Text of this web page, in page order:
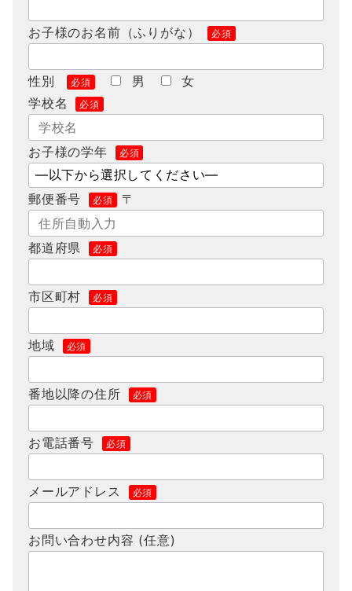
お子様のお名前（ふりがな） 必須
性別 必須 男
女
学校名
必須
お子様の学年 必須
郵便番号 必須 〒
都道府県 必須
市区町村 必須
地域 必須
番地以降の住所 必須
お電話番号 必須
メールアドレス 必須
お問い合わせ内容 (任意)